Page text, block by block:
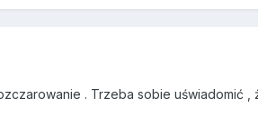
. Trzeba sobie uświadomić